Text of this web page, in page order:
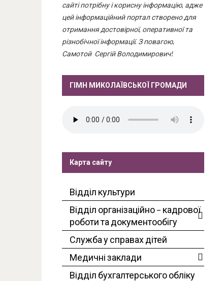
сайті потрібну і корисну інформацію, адже
цей інформаційний портал створено для
отримання достовірної, оперативної та
різнобічної інформації. З повагою,
Самотой Сергій Володимирович!
ГІМН МИКОЛАЇВСЬКОЇ ГРОМАДИ
Карта сайту
Відділ культури
Відділ організаційно – кадрової
роботи та документообігу
Служба у справах дітей
Медичні заклади
Відділ бухгалтерського обліку